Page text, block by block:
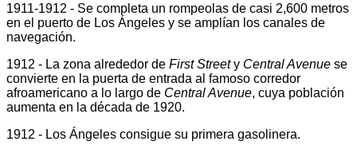
1911-1912 - Se completa un rompeolas de casi 2,600 metros
en el puerto de Los Ángeles y se amplían los canales de
navegación.
1912 - La zona alrededor de First Streety Central Avenue se
convierte en la puerta de entrada al famoso corredor
afroamericano a lo largo de Central Avenue, cuya población
aumenta en la década de 1920.
1912 - Los Ángeles consigue su primera gasolinera.